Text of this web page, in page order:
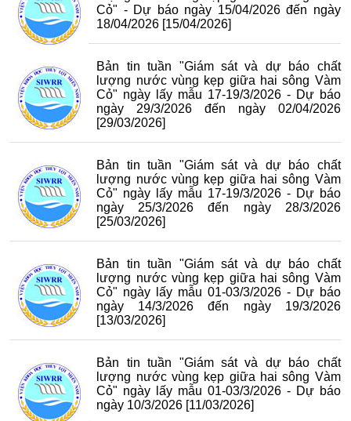
Cỏ" - Dự báo ngày 15/04/2026 đến ngày
18/04/2026 [15/04/2026]
Bản tin tuần "Giám sát và dự báo chất
lượng nước vùng kẹp giữa hai sông Vàm
Cỏ" ngày lấy mẫu 17-19/3/2026 - Dự báo
ngày 29/3/2026 đến ngày 02/04/2026
[29/03/2026]
Bản tin tuần "Giám sát và dự báo chất
lượng nước vùng kẹp giữa hai sông Vàm
Cỏ" ngày lấy mẫu 17-19/3/2026 - Dự báo
ngày 25/3/2026 đến ngày 28/3/2026
[25/03/2026]
Bản tin tuần "Giám sát và dự báo chất
lượng nước vùng kẹp giữa hai sông Vàm
Cỏ" ngày lấy mẫu 01-03/3/2026 - Dự báo
ngày 14/3/2026 đến ngày 19/3/2026
[13/03/2026]
Bản tin tuần "Giám sát và dự báo chất
lượng nước vùng kẹp giữa hai sông Vàm
Cỏ" ngày lấy mẫu 01-03/3/2026 - Dự báo
ngày 10/3/2026 [11/03/2026]